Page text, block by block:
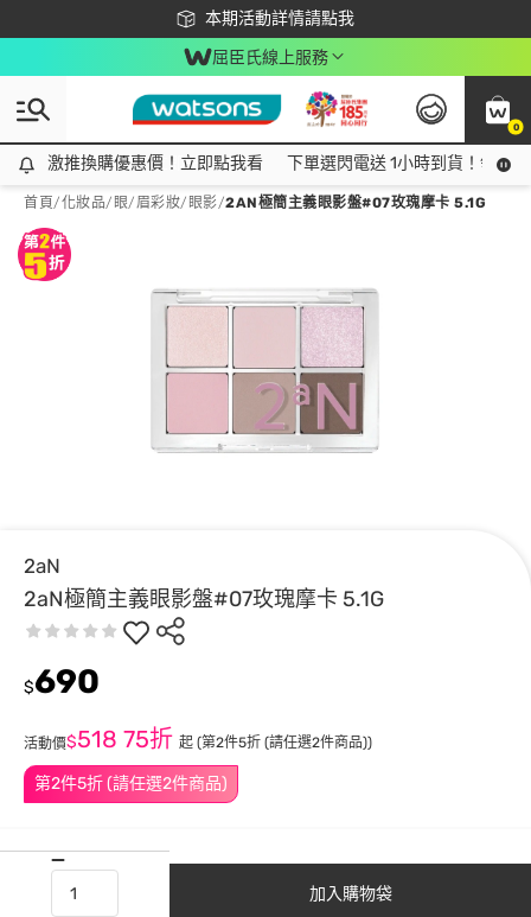
本期活動詳情請點我
下載app最高回饋$350
屈臣氏線上服務
0
激推換購優惠價！立即點我看
激推換購優惠價！立即點我看 下單選閃電送 1小時到貨！領神
首頁/化妝品/ 眼/眉彩妝/ 眼影/2AN極簡主義眼影盤#07玫瑰摩卡 5.1G
2aN
2aN極簡主義眼影盤#07玫瑰摩卡 5.1G
第2件5折 (請任選2件商品)
$690
活動價$518 75折 起 (第2件5折 (請任選2件商品))
加入購物袋